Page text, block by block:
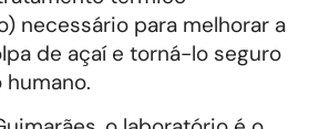
necessário para melhorar a
de açaí e torná-lo seguro